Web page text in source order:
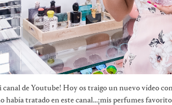
canal de Youtube! Hoy os traigo un nuevo vídeo
había tratado en este canal…¡mis perfumes